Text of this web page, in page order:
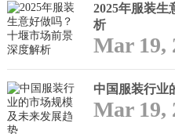
2025年服装生
析
Mar 19,
中国服装行业
Mar 19,